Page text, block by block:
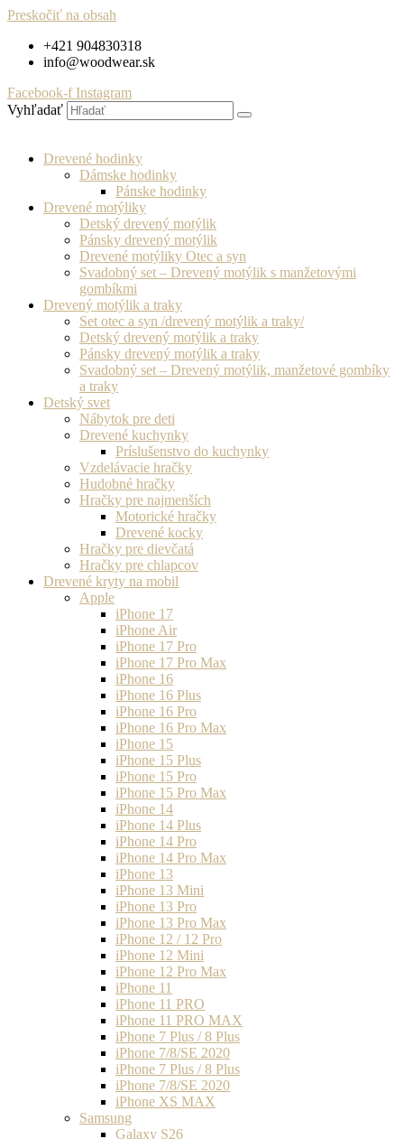
Preskočiť na obsah
+421 904830318
info@woodwear.sk
Facebook-f Instagram
Vyhľadať
Drevené hodinky
Dámske hodinky
Pánske hodinky
Drevené motýliky
Detský drevený motýlik
Pánsky drevený motýlik
Drevené motýliky Otec a syn
Svadobný set – Drevený motýlik s manžetovými
gombíkmi
Drevený motýlik a traky
Set otec a syn /drevený motýlik a traky/
Detský drevený motýlik a traky
Pánsky drevený motýlik a traky
Svadobný set – Drevený motýlik, manžetové gombíky
a traky
Detský svet
Nábytok pre deti
Drevené kuchynky
Príslušenstvo do kuchynky
Vzdelávacie hračky
Hudobné hračky
Hračky pre najmenších
Motorické hračky
Drevené kocky
Hračky pre dievčatá
Hračky pre chlapcov
Drevené kryty na mobil
Apple
iPhone 17
iPhone Air
iPhone 17 Pro
iPhone 17 Pro Max
iPhone 16
iPhone 16 Plus
iPhone 16 Pro
iPhone 16 Pro Max
iPhone 15
iPhone 15 Plus
iPhone 15 Pro
iPhone 15 Pro Max
iPhone 14
iPhone 14 Plus
iPhone 14 Pro
iPhone 14 Pro Max
iPhone 13
iPhone 13 Mini
iPhone 13 Pro
iPhone 13 Pro Max
iPhone 12 / 12 Pro
iPhone 12 Mini
iPhone 12 Pro Max
iPhone 11
iPhone 11 PRO
iPhone 11 PRO MAX
iPhone 7 Plus / 8 Plus
iPhone 7/8/SE 2020
iPhone 7 Plus / 8 Plus
iPhone 7/8/SE 2020
iPhone XS MAX
Samsung
Galaxy S26